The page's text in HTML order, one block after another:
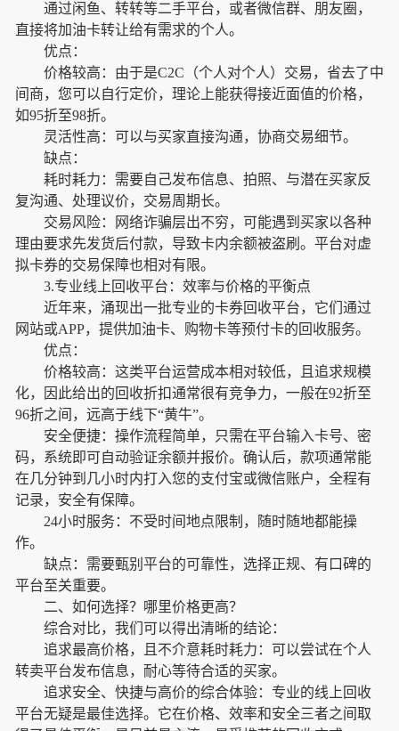
通过闲鱼、转转等二手平台，或者微信群、朋友圈，
直接将加油卡转让给有需求的个人。
优点：
价格较高：由于是C2C（个人对个人）交易，省去了中
间商，您可以自行定价，理论上能获得接近面值的价格，
如95折至98折。
灵活性高：可以与买家直接沟通，协商交易细节。
缺点：
耗时耗力：需要自己发布信息、拍照、与潜在买家反
复沟通、处理议价，交易周期长。
交易风险：网络诈骗层出不穷，可能遇到买家以各种
理由要求先发货后付款，导致卡内余额被盗刷。平台对虚
拟卡券的交易保障也相对有限。
3.专业线上回收平台：效率与价格的平衡点
近年来，涌现出一批专业的卡券回收平台，它们通过
网站或APP，提供加油卡、购物卡等预付卡的回收服务。
优点：
价格较高：这类平台运营成本相对较低，且追求规模
化，因此给出的回收折扣通常很有竞争力，一般在92折至
96折之间，远高于线下“黄牛”。
安全便捷：操作流程简单，只需在平台输入卡号、密
码，系统即可自动验证余额并报价。确认后，款项通常能
在几分钟到几小时内打入您的支付宝或微信账户，全程有
记录，安全有保障。
24小时服务：不受时间地点限制，随时随地都能操
作。
缺点：需要甄别平台的可靠性，选择正规、有口碑的
平台至关重要。
二、如何选择？哪里价格更高？
综合对比，我们可以得出清晰的结论：
追求最高价格，且不介意耗时耗力：可以尝试在个人
转卖平台发布信息，耐心等待合适的买家。
追求安全、快捷与高价的综合体验：专业的线上回收
平台无疑是最佳选择。它在价格、效率和安全三者之间取